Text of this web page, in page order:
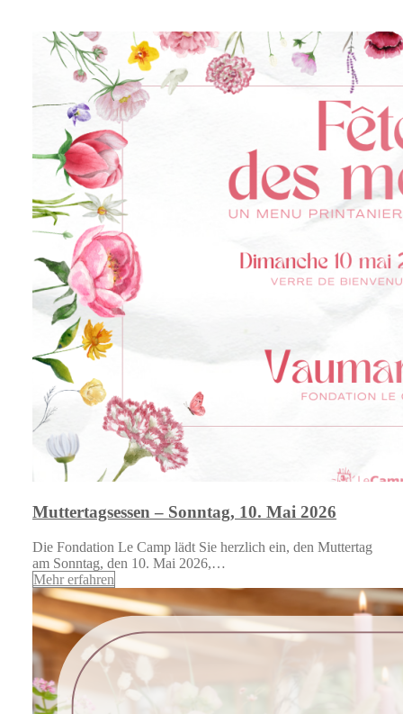
Muttertagsessen – Sonntag, 10. Mai 2026
Die Fondation Le Camp lädt Sie herzlich ein, den Muttertag
am Sonntag, den 10. Mai 2026,…
Mehr erfahren